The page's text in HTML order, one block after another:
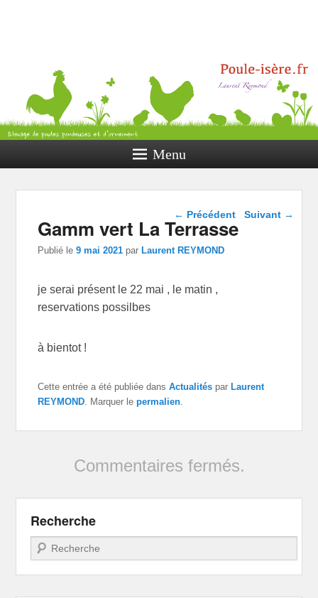
Elevage de poules pondeuses et
d’ornement
Menu
Navigation dans les
← Précédent Suivant →
Gamm vert La Terrasse
Publié le9 mai 2021 parLaurent REYMOND
je serai présent le 22 mai , le matin ,
reservations possilbes
à bientot !
Cette entrée a été publiée dansActualités parLaurent
REYMOND . Marquer lepermalien
Commentaires fermés.
Recherche
Recherche